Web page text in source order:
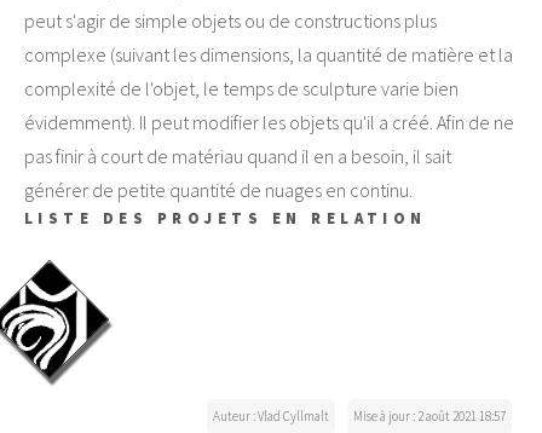
peut s'agir de simple objets ou de constructions plus
complexe (suivant les dimensions, la quantité de matière et la
complexité de l'objet, le temps de sculpture varie bien
évidemment). Il peut modifier les objets qu'il a créé. Afin de ne
pas finir à court de matériau quand il en a besoin, il sait
générer de petite quantité de nuages en continu.
LISTE DES PROJETS EN RELATION
Mise à jour : 2 août 2021 18:57
Auteur : Vlad Cyllmalt